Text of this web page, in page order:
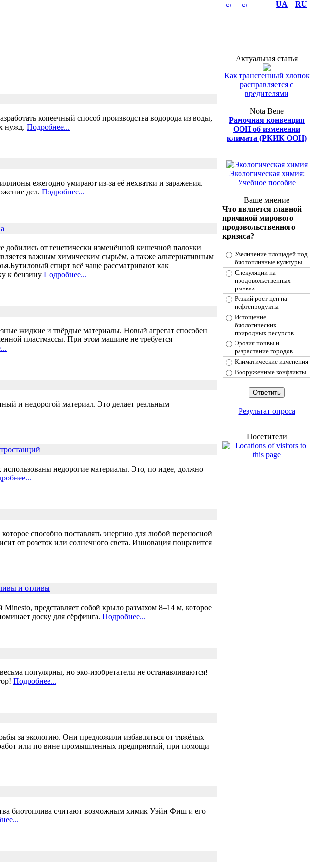
UA RU
копеечный способ производства водорода из воды,
нужд. Подробнее...
ежегодно умирают из-за её нехватки и заражения.
дел. Подробнее...
от генетически изменённой кишечной палочки
важным химическим сырьём, а также альтернативным
спирт всё чаще рассматривают как
к бензину Подробнее...
жидкие и твёрдые материалы. Новый агрегат способен
пластмассы. При этом машине не требуется
и недорогой материал. Это делает реальным
недорогие материалы. Это, по идее, должно
которое способно поставлять энергию для любой переносной
от розеток или солнечного света. Инновация понравится
и отливы
представляет собой крыло размахом 8–14 м, которое
доску для сёрфинга. Подробнее...
популярны, но эко-изобретатели не останавливаются!
Подробнее...
за экологию. Они предложили избавляться от тяжёлых
или по вине промышленных предприятий, при помощи
биотоплива считают возможным химик Уэйн Фиш и его
Актуальная статья
Как трансгенный хлопок
расправляется с
вредителями
Nota Bene
Рамочная конвенция
ООН об изменении
климата (РКИК ООН)
Экологическая химия:
Учебное пособие
Ваше мнение
Что является главной
причиной мирового
продовольственного
кризиса?
Увеличение площадей под
биотопливные культуры
Спекуляции на
продовольственных
рынках
Резкий рост цен на
нефтепродукты
Истощение
биологических
природных ресурсов
Эрозия почвы и
разрастание городов
Климатические изменения
Вооруженные конфликты
Результат опроса
Посетители